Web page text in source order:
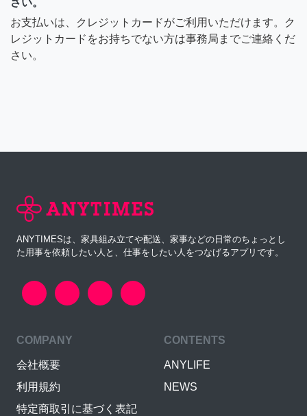
お支払いは、クレジットカードがご利用いただけます。ク
レジットカードをお持ちでない方は事務局までご連絡くだ
さい。
ANYTIMESは、家具組み立てや配送、家事などの日常のちょっとし
た用事を依頼したい人と、仕事をしたい人をつなげるアプリです。
COMPANY
会社概要
利用規約
特定商取引に基づく表記
CONTENTS
ANYLIFE
NEWS